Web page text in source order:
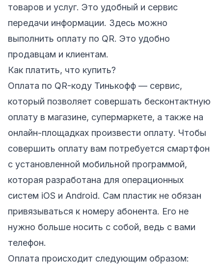
товаров и услуг. Это удобный и сервис
передачи информации. Здесь можно
выполнить оплату по QR. Это удобно
продавцам и клиентам.
Как платить, что купить?
Оплата по QR-коду Тинькофф — сервис,
который позволяет совершать бесконтактную
оплату в магазине, супермаркете, а также на
онлайн-площадках произвести оплату. Чтобы
совершить оплату вам потребуется смартфон
с установленной мобильной программой,
которая разработана для операционных
систем iOS и Android. Сам пластик не обязан
привязываться к номеру абонента. Его не
нужно больше носить с собой, ведь с вами
телефон.
Оплата происходит следующим образом: